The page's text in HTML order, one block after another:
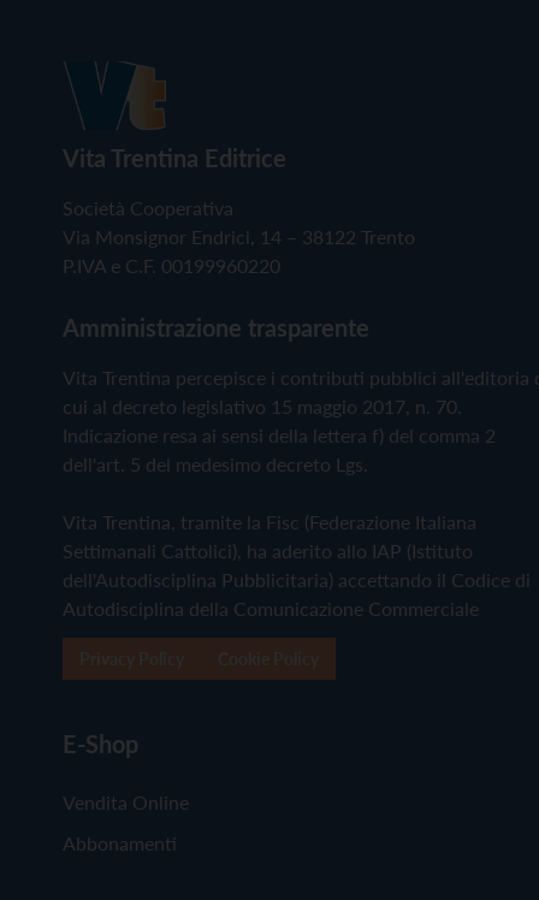
Vita Trentina Editrice
Società Cooperativa
Via Monsignor Endrici, 14 – 38122 Trento
P.IVA e C.F. 00199960220
Amministrazione trasparente
Vita Trentina percepisce i contributi pubblici all'editoria
cui al decreto legislativo 15 maggio 2017, n. 70.
Indicazione resa ai sensi della lettera f) del comma 2
dell'art. 5 del medesimo decreto Lgs.
Vita Trentina, tramite la Fisc (Federazione Italiana
Settimanali Cattolici), ha aderito allo IAP (Istituto
dell'Autodisciplina Pubblicitaria) accettando il Codice di
Autodisciplina della Comunicazione Commerciale
E-Shop
Vendita Online
Abbonamenti